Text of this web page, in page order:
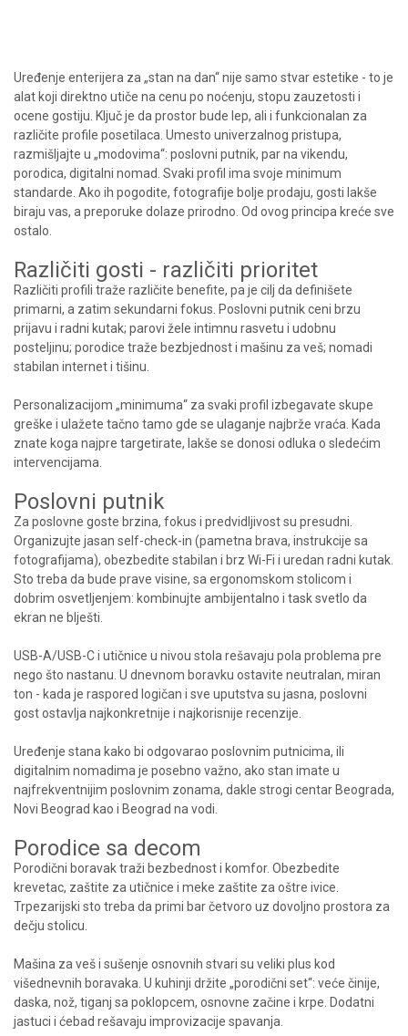
Uređenje enterijera za „stan na dan“ nije samo stvar estetike - to je
alat koji direktno utiče na cenu po noćenju, stopu zauzetosti i
ocene gostiju. Ključ je da prostor bude lep, ali i funkcionalan za
različite profile posetilaca. Umesto univerzalnog pristupa,
razmišljajte u „modovima“: poslovni putnik, par na vikendu,
porodica, digitalni nomad. Svaki profil ima svoje minimum
standarde. Ako ih pogodite, fotografije bolje prodaju, gosti lakše
biraju vas, a preporuke dolaze prirodno. Od ovog principa kreće sve
ostalo.
Različiti gosti - različiti prioritet
Različiti profili traže različite benefite, pa je cilj da definišete
primarni, a zatim sekundarni fokus. Poslovni putnik ceni brzu
prijavu i radni kutak; parovi žele intimnu rasvetu i udobnu
posteljinu; porodice traže bezbjednost i mašinu za veš; nomadi
stabilan internet i tišinu.
Personalizacijom „minimuma“ za svaki profil izbegavate skupe
greške i ulažete tačno tamo gde se ulaganje najbrže vraća. Kada
znate koga najpre targetirate, lakše se donosi odluka o sledećim
intervencijama.
Poslovni putnik
Za poslovne goste brzina, fokus i predvidljivost su presudni.
Organizujte jasan self-check-in (pametna brava, instrukcije sa
fotografijama), obezbedite stabilan i brz Wi-Fi i uredan radni kutak.
Sto treba da bude prave visine, sa ergonomskom stolicom i
dobrim osvetljenjem: kombinujte ambijentalno i task svetlo da
ekran ne blješti.
USB-A/USB-C i utičnice u nivou stola rešavaju pola problema pre
nego što nastanu. U dnevnom boravku ostavite neutralan, miran
ton - kada je raspored logičan i sve uputstva su jasna, poslovni
gost ostavlja najkonkretnije i najkorisnije recenzije.
Uređenje stana kako bi odgovarao poslovnim putnicima, ili
digitalnim nomadima je posebno važno, ako stan imate u
najfrekventnijim poslovnim zonama, dakle strogi centar Beograda,
Novi Beograd kao i Beograd na vodi.
Porodice sa decom
Porodični boravak traži bezbednost i komfor. Obezbedite
krevetac, zaštite za utičnice i meke zaštite za oštre ivice.
Trpezarijski sto treba da primi bar četvoro uz dovoljno prostora za
dečju stolicu.
Mašina za veš i sušenje osnovnih stvari su veliki plus kod
višednevnih boravaka. U kuhinji držite „porodični set“: veće činije,
daska, nož, tiganj sa poklopcem, osnovne začine i krpe. Dodatni
jastuci i ćebad rešavaju improvizacije spavanja.